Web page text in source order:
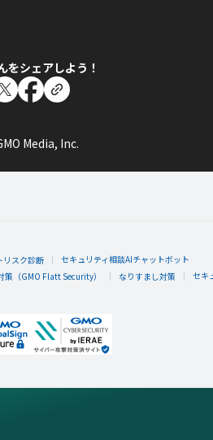
をシェアしよう！
Media, Inc.
リスク診断
セキュリティ相談AIチャットボット
策（GMO Flatt Security） なりすまし対策 セキ